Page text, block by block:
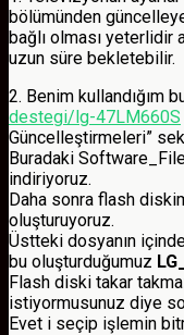
bölümünden
bağlı olması yeterlidir
uzun süre bekletebilir.
2. Benim kullandığım
destegi/lg-47LM660S
Güncelleştirmeleri”
Buradaki
indiriyoruz.
Daha sonra flash
oluşturuyoruz.
Üstteki dosyanın
bu oluşturduğumuz
Flash diski takar
istiyormusunuz diye
Evet i seçip işlemin